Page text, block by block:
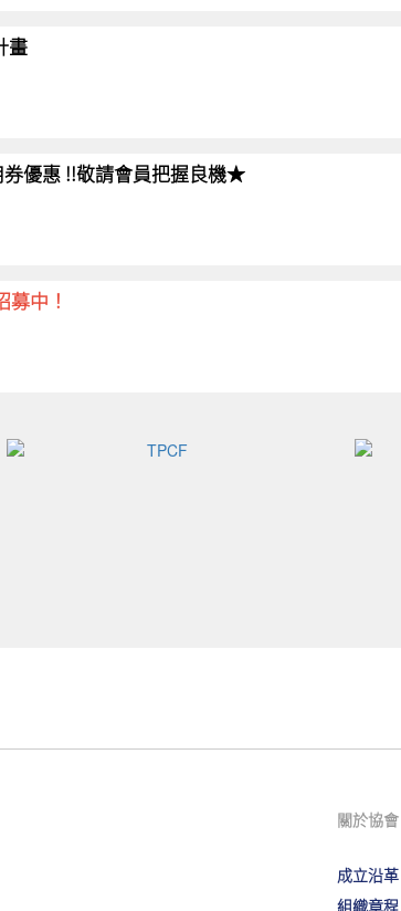
畫
優惠 !!敬請會員把握良機★
中！
關於協會
成立沿革
組織章程